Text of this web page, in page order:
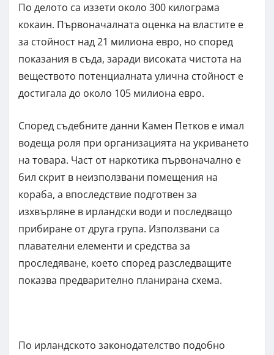
По делото са иззети около 300 килограма
кокаин. Първоначалната оценка на властите е
за стойност над 21 милиона евро, но според
показания в съда, заради високата чистота на
веществото потенциалната улична стойност е
достигала до около 105 милиона евро.
Според съдебните данни Камен Петков е имал
водеща роля при организацията на укриването
на товара. Част от наркотика първоначално е
бил скрит в неизползвани помещения на
кораба, а впоследствие подготвен за
изхвърляне в ирландски води и последващо
прибиране от друга група. Използвани са
плавателни елементи и средства за
проследяване, което според разследващите
показва предварително планирана схема.
По ирландското законодателство подобно